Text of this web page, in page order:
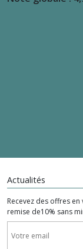
Actualités
Recevez des offres
remise de10% sans